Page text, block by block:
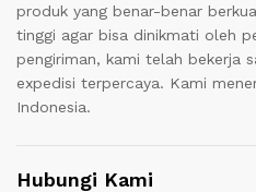
produk yang benar-benar
tinggi agar bisa dinikmati oleh
pengiriman, kami telah bekerja
expedisi terpercaya. Kami
Indonesia.
Hubungi Kami